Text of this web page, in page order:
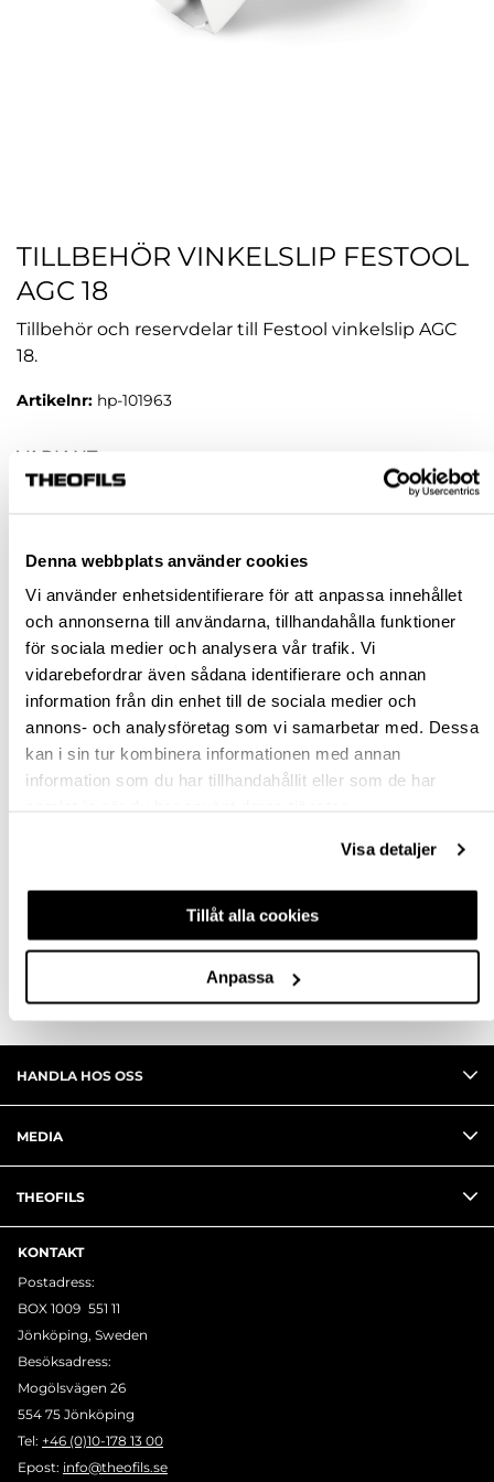
Denna webbplats använder cookies
Vi använder enhetsidentifierare för att anpassa innehållet
och annonserna till användarna, tillhandahålla funktioner
för sociala medier och analysera vår trafik. Vi
vidarebefordrar även sådana identifierare och annan
information från din enhet till de sociala medier och
annons- och analysföretag som vi samarbetar med. Dessa
kan i sin tur kombinera informationen med annan
information som du har tillhandahållit eller som de har
Visa detaljer
Tillåt alla cookies
Anpassa
TILLBEHÖR VINKELSLIP FESTOOL
AGC 18
Tillbehör och reservdelar till Festool vinkelslip AGC
18.
Artikelnr: hp-101963
VARIANT
st
VÄLJ VARIANT
Snabba leveranser
Hämta i butik
Ledande leverantör i Sverige
HANDLA HOS OSS
MEDIA
THEOFILS
KONTAKT
Postadress:
BOX 1009 551 11
Jönköping, Sweden
Besöksadress:
Mogölsvägen 26
554 75 Jönköping
Tel: +46 (0)10-178 13 00
Epost: info@theofils.se